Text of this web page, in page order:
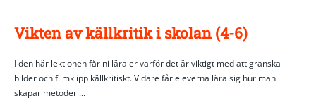
Vikten av källkritik i skolan (4-6)
I den här lektionen får ni lära er varför det är viktigt med att granska
bilder och filmklipp källkritiskt. Vidare får eleverna lära sig hur man
skapar metoder ...